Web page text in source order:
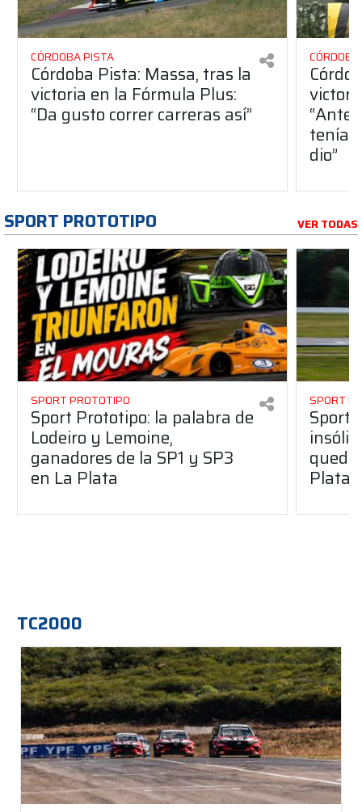
CÓRDOBA PISTA
Córdoba Pista: Massa, tras la
victoria en la Fórmula Plus:
“Da gusto correr carreras así”
dio”
SPORT PROTOTIPO VER TODAS
SPORT PROTOTIPO
Sport Prototipo: la palabra de
Lodeiro y Lemoine,
ganadores de la SP1 y SP3
en La Plata
SPORT
Sport
Plata
TC2000